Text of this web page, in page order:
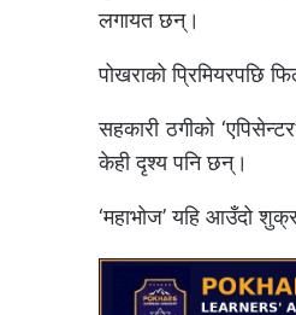
लगायत छन्।
पोखराको प्रिमियरपछि
सहकारी ठगीको
केही दृश्य पनि छन्।
‘महाभोज’ यहि आउँदो